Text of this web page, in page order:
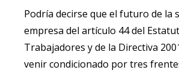
Podría decirse que el futuro de la
empresa del artículo 44 del
Trabajadores y de la Directiva
venir condicionado por tres